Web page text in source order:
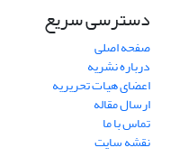
دسترسی سریع
صفحه اصلی
درباره نشریه
اعضای هیات تحریریه
ارسال مقاله
تماس با ما
نقشه سایت